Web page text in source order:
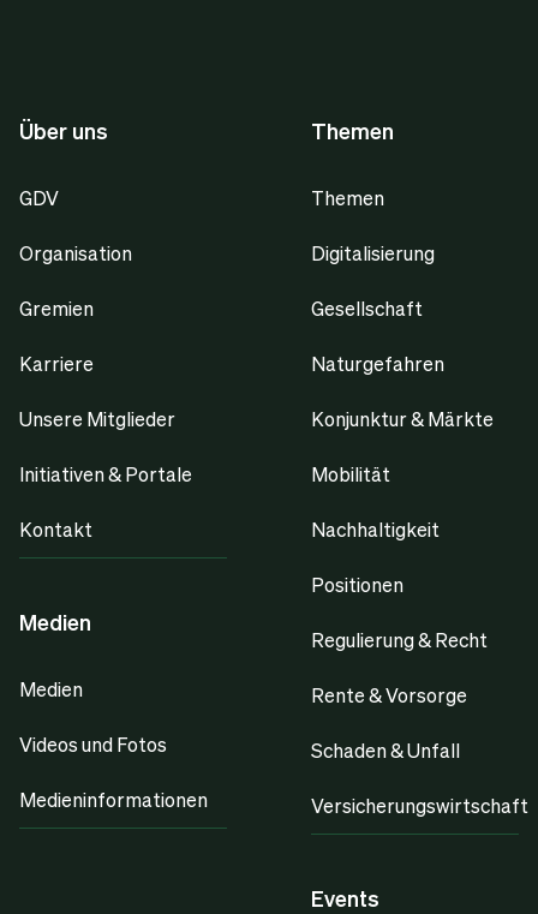
Über uns
GDV
Organisation
Gremien
Karriere
Unsere Mitglieder
Initiativen & Portale
Kontakt
Medien
Medien
Videos und Fotos
Medieninformationen
Themen
Themen
Digitalisierung
Gesellschaft
Naturgefahren
Konjunktur & Märkte
Mobilität
Nachhaltigkeit
Positionen
Regulierung & Recht
Rente & Vorsorge
Schaden & Unfall
Versicherungswirtschaft
Events